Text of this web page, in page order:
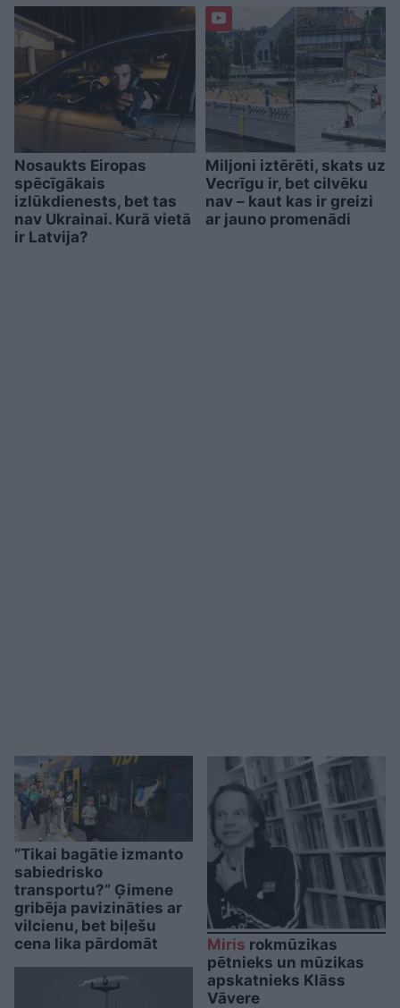
Nosaukts Eiropas
spēcīgākais
izlūkdienests, bet tas
nav Ukrainai. Kurā vietā
ir Latvija?
Miljoni iztērēti, skats uz
Vecrīgu ir, bet cilvēku
nav – kaut kas ir greizi
ar jauno promenādi
“Tikai bagātie izmanto
sabiedrisko
transportu?” Ģimene
gribēja pavizināties ar
vilcienu, bet biļešu
cena lika pārdomāt
Miris rokmūzikas
pētnieks un mūzikas
apskatnieks Klāss
Vāvere